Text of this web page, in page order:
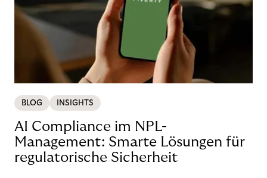
BLOG INSIGHTS
AI Compliance im NPL-
Management: Smarte Lösungen für
regulatorische Sicherheit